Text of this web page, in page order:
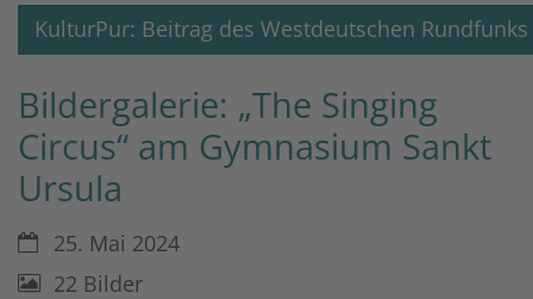
KulturPur: Beitrag des Westdeutschen Rundfunks
Bildergalerie: „The Singing
Circus“ am Gymnasium Sankt
Ursula
Datum:25. Mai 2024
22 Bilder